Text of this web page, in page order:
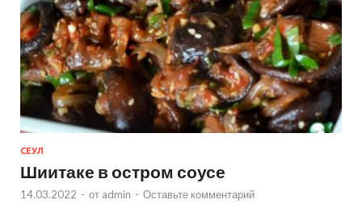
СЕУЛ
Шиитаке в остром соусе
14.03.2022 - от admin - Оставьте комментарий